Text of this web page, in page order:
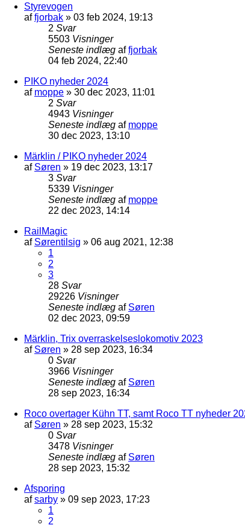
Styrevogen
affjorbak » 03 feb 2024, 19:13
2 Svar
5503 Visninger
Seneste indlæg affjorbak
04 feb 2024, 22:40
PIKO nyheder 2024
af moppe » 30 dec 2023, 11:01
2 Svar
4943 Visninger
Seneste indlæg af moppe
30 dec 2023, 13:10
Märklin / PIKO nyheder 2024
af Søren » 19 dec 2023, 13:17
3 Svar
5339 Visninger
Seneste indlæg af moppe
22 dec 2023, 14:14
RailMagic
af Sørentilsig » 06 aug 2021, 12:38
1
2
3
28 Svar
29226 Visninger
Seneste indlæg af Søren
02 dec 2023, 09:59
Märklin, Trix overraskelseslokomotiv 2023
af Søren » 28 sep 2023, 16:34
0 Svar
3966 Visninger
Seneste indlæg af Søren
28 sep 2023, 16:34
Roco overtager Kühn TT, samt Roco TT nyheder
af Søren » 28 sep 2023, 15:32
0 Svar
3478 Visninger
Seneste indlæg af Søren
28 sep 2023, 15:32
Afsporing
afsarby » 09 sep 2023, 17:23
1
2